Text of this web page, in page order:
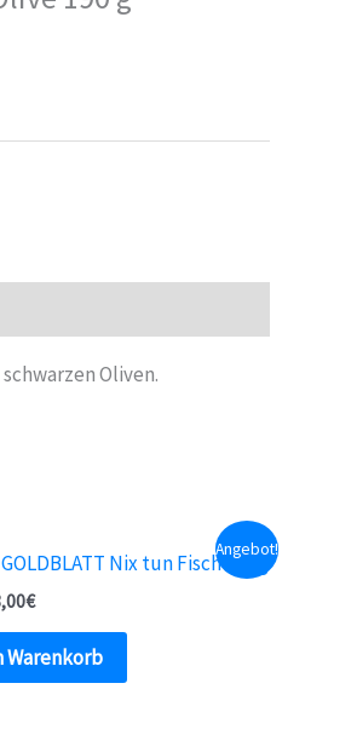
Oliven.
Angebot!
Nix tun Fisch 125 g
€
Warenkorb